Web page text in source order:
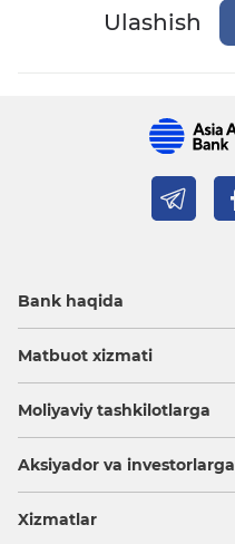
Ulashish
Bank haqida
Matbuot xizmati
Moliyaviy tashkilotlarga
Aksiyador va investorlarga
Xizmatlar